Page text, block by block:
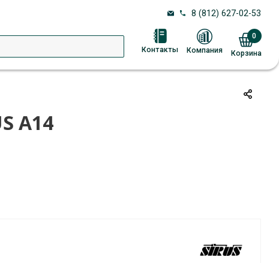
8 (812) 627-02-53
Контакты Компания Корзина
0
A14